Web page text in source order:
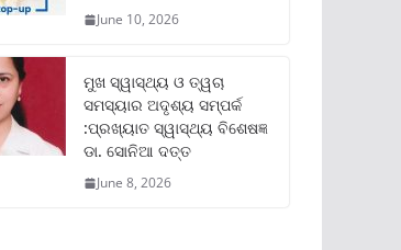
June 10, 2026
ମୁଖ ସ୍ୱାସ୍ଥ୍ୟ ଓ ତ୍ୱଚା
ସମସ୍ୟାର ଅଦୃଶ୍ୟ ସମ୍ପର୍କ
:ପ୍ରଖ୍ୟାତ ସ୍ୱାସ୍ଥ୍ୟ ବିଶେଷଜ୍ଞ
ଡା. ସୋନିଆ ଦତ୍ତ
June 8, 2026